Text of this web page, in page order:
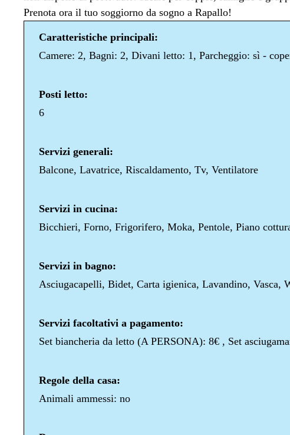
Prenota ora il tuo soggiorno da sogno a Rapallo!
Caratteristiche principali:
Camere: 2, Bagni: 2, Divani letto: 1, Parcheggio: sì -
Posti letto:
6
Servizi generali:
Balcone, Lavatrice, Riscaldamento, Tv, Ventilatore
Servizi in cucina:
Bicchieri, Forno, Frigorifero, Moka, Pentole, Piano
Servizi in bagno:
Asciugacapelli, Bidet, Carta igienica, Lavandino, Vasca,
Servizi facoltativi a pagamento:
Set biancheria da letto (A PERSONA): 8€ , Set
Regole della casa:
Animali ammessi: no